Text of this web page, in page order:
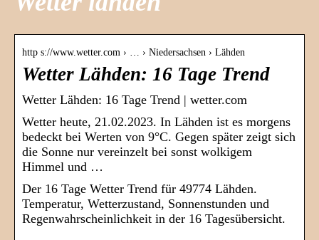
http s://www.wetter.com › … › Niedersachsen › Lähden
Wetter Lähden: 16 Tage Trend
Wetter Lähden: 16 Tage Trend | wetter.com
Wetter heute, 21.02.2023. In Lähden ist es morgens
bedeckt bei Werten von 9°C. Gegen später zeigt sich
die Sonne nur vereinzelt bei sonst wolkigem
Himmel und …
Der 16 Tage Wetter Trend für 49774 Lähden.
Temperatur, Wetterzustand, Sonnenstunden und
Regenwahrscheinlichkeit in der 16 Tagesübersicht.